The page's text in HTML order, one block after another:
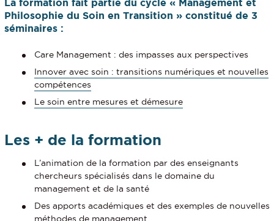
La formation fait partie du cycle « Management et
Philosophie du Soin en Transition » constitué de 3
séminaires :
Care Management : des impasses aux perspectives
Innover avec soin : transitions numériques et nouvelles
compétences
Le soin entre mesures et démesure
Les + de la formation
L’animation de la formation par des enseignants
chercheurs spécialisés dans le domaine du
management et de la santé
Des apports académiques et des exemples de nouvelles
méthodes de management